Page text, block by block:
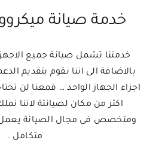
خدمة صيانة
خدمتنا تشمل صيانة جميع الاجهزة
بالاضافة الى اننا نقوم بتقديم
اجزاء الجهاز الواحد … فمعنا لن
اكثر من مكان لصيانتة لاننا
ومتخصص فى مجال الصيانة
متكامل .